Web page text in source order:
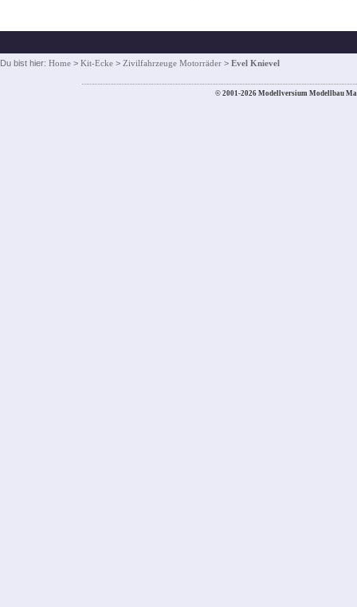
Du bist hier: Home > Kit-Ecke > Zivilfahrzeuge Motorräder > Evel Knievel
© 2001-2026 Modellversium Modellbau